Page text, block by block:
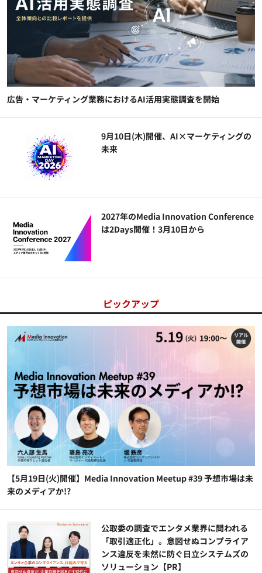
広告・マーケティング業務におけるAI活用実態調査を開始
9月10日(木)開催、AI×マーケティングの
未来
2027年のMedia Innovation Conference
は2Days開催！3月10日から
ピックアップ
【5月19日(火)開催】Media Innovation Meetup #39 予想市場は未
来のメディアか!?
公​​取委の調査でエンタメ業界に問われる
「取引適正化」。意図せぬコンプライア
ンス違反を未然に防ぐ日立システムズの
ソリューション​【PR】